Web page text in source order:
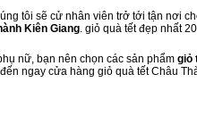
tôi sẽ cử nhân viên trở tới tận nơi
Kiên Giang. giỏ quà tết đẹp nhất
nữ, bạn nên chọn các sản phẩm giỏ
ngay cửa hàng giỏ quà tết Châu